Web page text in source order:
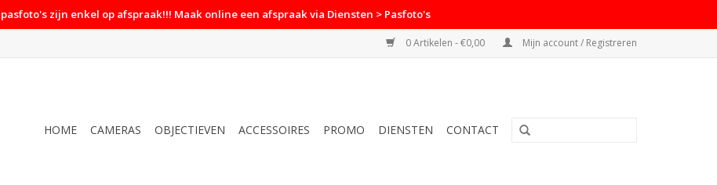
pasfoto's zijn enkel op afspraak!!! Maak online een afspraak via Diensten > Pasfoto's
0 Artikelen - €0,00 Mijn account / Registreren
HOME CAMERAS OBJECTIEVEN ACCESSOIRES PROMO DIENSTEN CONTACT